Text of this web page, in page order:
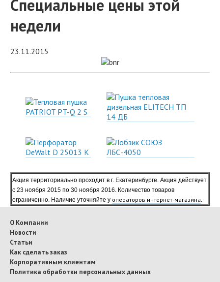
Специальные цены этой
недели
23.11.2015
Акция территориально проходит в г. Екатеринбурге. Акция действует
с 23 ноября 2015 по 30 ноября 2016. Количество товаров
ограниченно. Наличие уточняйте у операторов интернет-магазина.
О Компании
Новости
Статьи
Как сделать заказ
Корпоративным клиентам
Политика обработки персональных данных